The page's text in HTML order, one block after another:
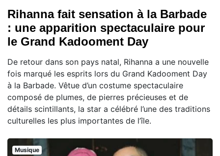
Rihanna fait sensation à la Barbade
: une apparition spectaculaire pour
le Grand Kadooment Day
De retour dans son pays natal, Rihanna a une nouvelle
fois marqué les esprits lors du Grand Kadooment Day
à la Barbade. Vêtue d’un costume spectaculaire
composé de plumes, de pierres précieuses et de
détails scintillants, la star a célébré l’une des traditions
culturelles les plus importantes de l’île.
Musique